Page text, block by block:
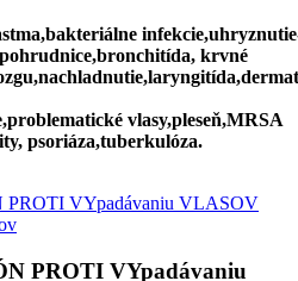
bakteriálne
bronchitída, krvné
laryngitída,
problematické vlasy,pleseň,MRSA
psoriáza,tuberkulóza.
PROTI VYpadávaniu